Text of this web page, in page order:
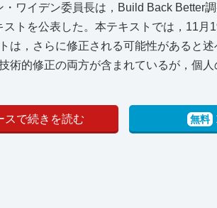
ワイデン委員長は，Build Back Better
トを公表した。本テキストでは，11
は，さらに修正される可能性があると
術的修正の両方が含まれているが，個
スで続きを読む 無料